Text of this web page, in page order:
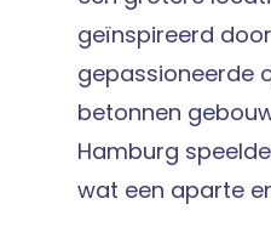
geïnspireerd
gepassioneerde
betonnen
Hamburg
wat een aparte